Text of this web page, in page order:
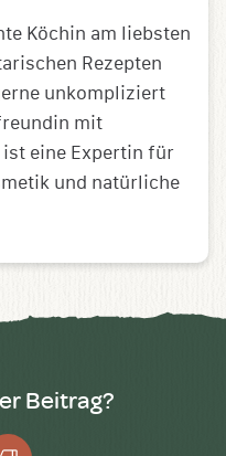
Köchin am liebsten
Rezepten
unkompliziert
mit
eine Expertin für
und natürliche
Beitrag?